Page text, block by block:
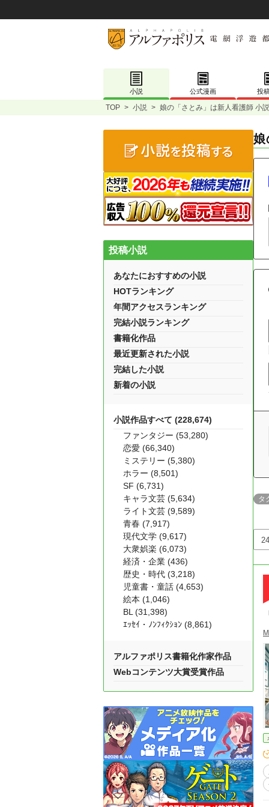
小説 公式漫画 投
TOP > 小説 > 娘の「さとみ」は新人看護師 小
娘
タ
投稿小説
あなたにおすすめの小説
HOTランキング
年間アクセスランキング
完結小説ランキング
書籍化作品
最近更新された小説
完結した小説
新着の小説
小説作品すべて (228,674)
ファンタジー (53,280)
恋愛 (66,340)
ミステリー (5,380)
ホラー (8,501)
SF (6,731)
キャラ文芸 (5,634)
ライト文芸 (9,589)
青春 (7,917)
現代文学 (9,617)
大衆娯楽 (6,073)
経済・企業 (436)
歴史・時代 (3,218)
児童書・童話 (4,653)
絵本 (1,046)
BL (31,398)
ｴｯｾｲ・ﾉﾝﾌｨｸｼｮﾝ (8,861)
アルファポリス書籍化作家作品
Webコンテンツ大賞受賞作品